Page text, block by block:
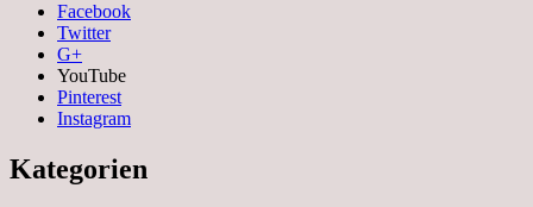
Facebook
Twitter
G+
YouTube
Pinterest
Instagram
Kategorien